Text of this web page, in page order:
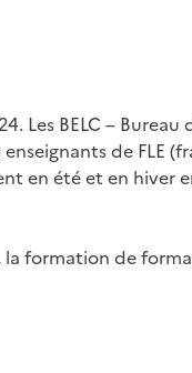
BELC – Bureau
de FLE
en été et en hiver
formation de